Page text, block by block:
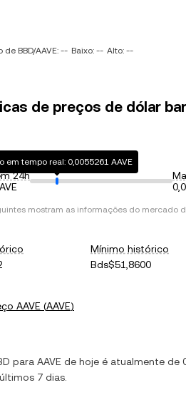
BBD/AAVE: -- Baixo: -- Alto: --
de preços de dólar
24h
em tempo real: 0,0055261 AAVE
mostram as informações do mercado
Mínimo histórico
Bds$51,8600
AAVE (AAVE)
para AAVE de hoje é atualmente de
7 dias.